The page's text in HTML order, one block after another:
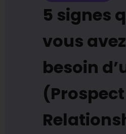
5 signes
vous avez
besoin
(Prospect